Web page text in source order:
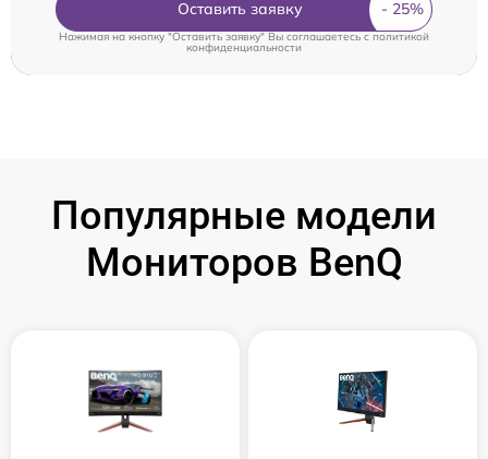
Оставить заявку
Нажимая на кнопку "Оставить заявку" Вы соглашаетесь c политикой
конфиденциальности
Популярные модели
Мониторов BenQ